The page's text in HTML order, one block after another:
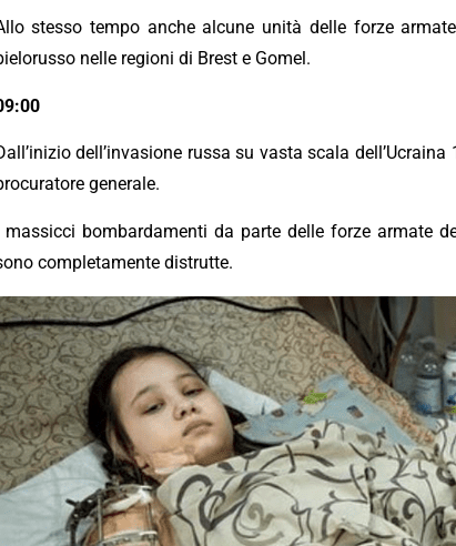
stesso tempo anche alcune unità delle forze
nelle regioni di Brest e Gomel.
dell’invasione russa su vasta scala
generale.
massicci bombardamenti da parte delle forze armate
completamente distrutte.